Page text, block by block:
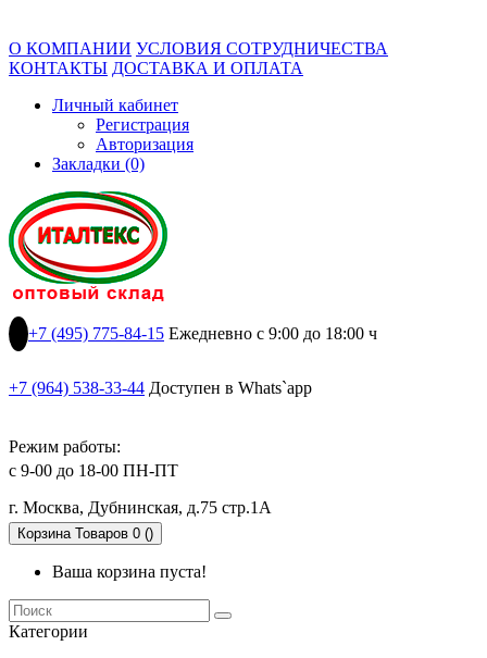
О КОМПАНИИ УСЛОВИЯ СОТРУДНИЧЕСТВА
КОНТАКТЫ ДОСТАВКА И ОПЛАТА
Личный кабинет
Регистрация
Авторизация
Закладки (0)
+7 (495) 775-84-15 Ежедневно с 9:00 до 18:00 ч
+7 (964) 538-33-44 Доступен в Whats`app
Режим работы:
с 9-00 до 18-00 ПН-ПТ
г. Москва, Дубнинская, д.75 стр.1А
Корзина Товаров 0 ()
Ваша корзина пуста!
Категории